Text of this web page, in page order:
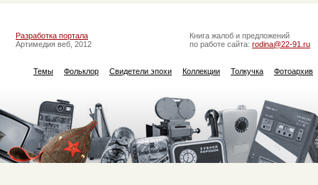
Разработка портала
Артимедия веб, 2012
Книга жалоб и предложений
по работе сайта: rodina@22-91.ru
Темы Фольклор Свидетели эпохи Коллекции Толкучка Фотоархив